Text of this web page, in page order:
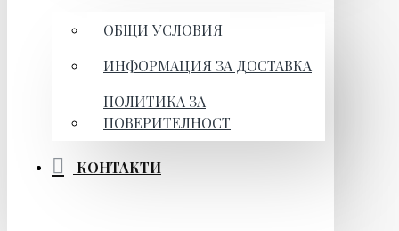
ОБЩИ УСЛОВИЯ
ИНФОРМАЦИЯ ЗА ДОСТАВКА
ПОЛИТИКА ЗА
ПОВЕРИТЕЛНОСТ
КОНТАКТИ